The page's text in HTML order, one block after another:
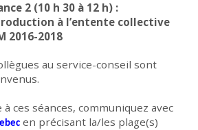
2 (10 h 30 à 12 h) :
à l’entente collective
2016-2018
au service-conseil sont
ces séances, communiquez avec
en précisant la/les plage(s)